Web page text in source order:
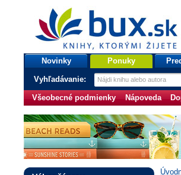
bux.sk
knihy, ktorými žijete
Úvodná stránka
Novinky Ponuky
Vyhľadávanie:
Všeobecné podmienky Nápoveda